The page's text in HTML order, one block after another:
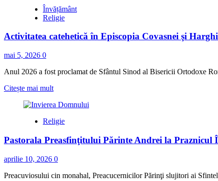
din
Miercurea-
estimează
de
la
de
Şumuleu
Învățământ
Religie
Activitatea catehetică în Episcopia Covasnei şi
mai 5, 2026 0
Anul 2026 a fost proclamat de Sfântul Sinod al Bisericii Ortodoxe
Citește mai multRead
about
catehetică
Episcopia
şi
în
Religie
Pastorala Preasfinţitului Părinte Andrei la
aprilie 10, 2026 0
Preacuviosului cin monahal, Preacucernicilor Părinţi slujitori ai